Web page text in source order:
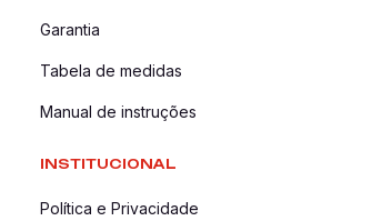
Garantia
Tabela de medidas
Manual de instruções
INSTITUCIONAL
Política e Privacidade